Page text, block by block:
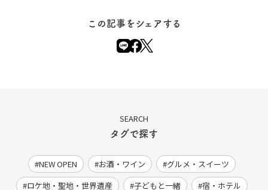
この記事をシェアする
SEARCH
タグで探す
NEW OPEN お酒・ワイン
グルメ・スイーツ
ロケ地・聖地・世界遺産
子どもと一緒 宿・ホテル